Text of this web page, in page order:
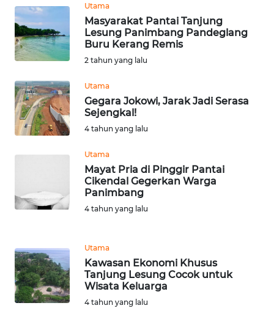
Utama
Masyarakat Pantai Tanjung
Lesung Panimbang Pandeglang
Buru Kerang Remis
2 tahun yang lalu
Utama
Gegara Jokowi, Jarak Jadi Serasa
Sejengkal!
4 tahun yang lalu
Utama
Mayat Pria di Pinggir Pantai
Cikendal Gegerkan Warga
Panimbang
4 tahun yang lalu
Utama
Kawasan Ekonomi Khusus
Tanjung Lesung Cocok untuk
Wisata Keluarga
4 tahun yang lalu
NTT
WN
KEPRI
WN
PAPUA
WN
WN
RIAU
SERAMBI
WN
JAMBI